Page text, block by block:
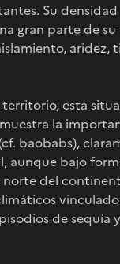
Su densidad
gran parte de
esta
la
baobabs),
aunque bajo
del
de sequía